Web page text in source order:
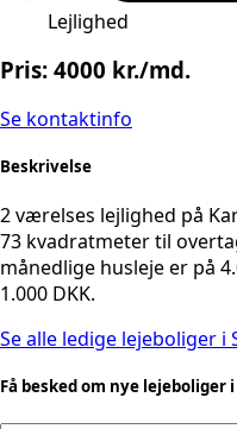
Lejlighed
Pris: 4000 kr./md.
Se kontaktinfo
Beskrivelse
2 værelses lejlighed på
73 kvadratmeter til
månedlige husleje er på
1.000 DKK.
Se alle ledige lejeboliger i
Få besked om nye lejeboliger